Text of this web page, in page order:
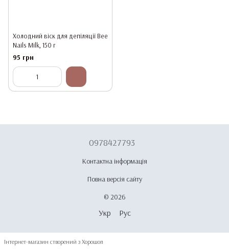
Холодний віск для депіляції Bee
Nails Milk, 150 г
95 грн
0978427793
Контактна інформація
Повна версія сайту
© 2026
Укр Рус
Інтернет-магазин створений з Хорошоп